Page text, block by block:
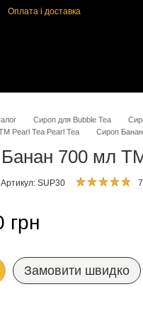
Оплата і доставка
Сироп для Bubble Tea
Pearl Tea Pearl Tea
Сироп
700 мл
Артикул: SUP30
грн
Замовити швидко